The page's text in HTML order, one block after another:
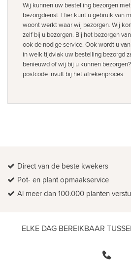
Wij kunnen uw bestelling bezorgen
bezorgdienst. Hier kunt u gebruik van
woont werkt waar wij bezorgen. Wij
zelf bij u bezorgen. Bij het bezorgen
ook de nodige service. Ook wordt u
in welk tijdvlak uw bestelling bezorgd
benieuwd of wij bij u kunnen
postcode invult bij het afrekenproces.
Direct van de beste kwekers
Pot- en plant opmaakservice
Al meer dan 100.000 planten
ELKE DAG BEREIKBAAR